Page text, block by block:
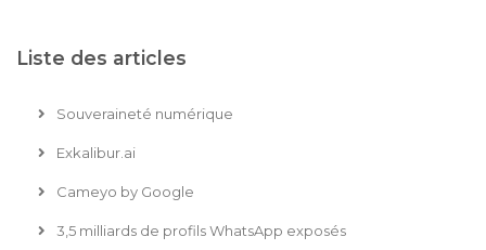
Liste des articles
Souveraineté numérique
Exkalibur.ai
Cameyo by Google
3,5 milliards de profils WhatsApp exposés